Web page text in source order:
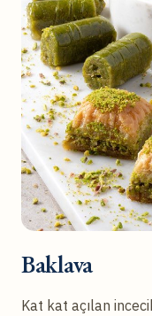
Baklava
Kat kat açılan